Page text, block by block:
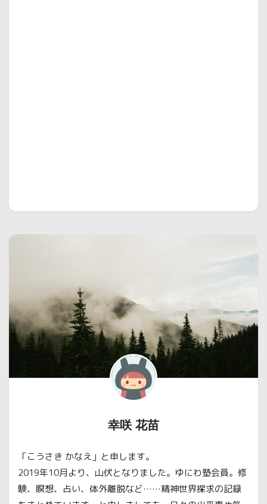
幸咲 花苗
「こうさき かなえ」と申します。
2019年10月より、山伏となりました。ゆにわ塾会員。修
験、瞑想、占い、体外離脱など……精神世界探求の記録